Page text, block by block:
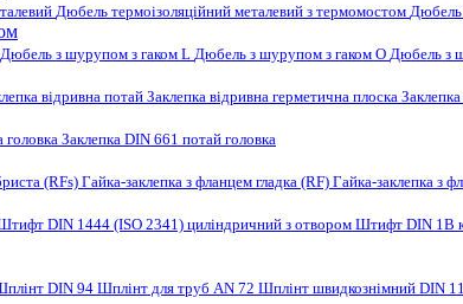
Дюбель термоізоляційний металевий з термомостом Дюбель
Дюбель з шурупом з гаком L Дюбель з шурупом з гаком O Дюбель з
відривна потай Заклепка відривна герметична плоска
головкаЗаклепка DIN 661 потай головка
(RFs) Гайка-заклепка з фланцем гладка (RF) Гайка-заклепка з
DIN 1444 (ISO 2341) циліндричний з отвором Штифт DIN 1B
DIN 94 Шплінт для труб AN 72 Шплінт швидкознімний DIN